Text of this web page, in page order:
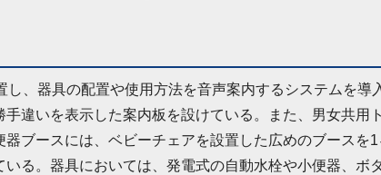
、器具の配置や使用方法を音声案内するシステムを導
手違いを表示した案内板を設けている。また、男女共用
ブースには、ベビーチェアを設置した広めのブースを
る。器具においては、発電式の自動水栓や小便器、ボ